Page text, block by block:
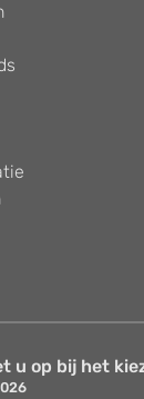
u op bij het